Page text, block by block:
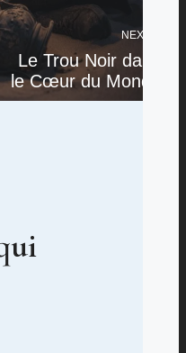
NEXT
Le Trou Noir dans
le Cœur du Monde